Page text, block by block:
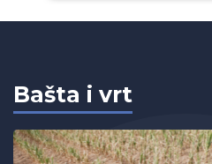
Bašta i vrt